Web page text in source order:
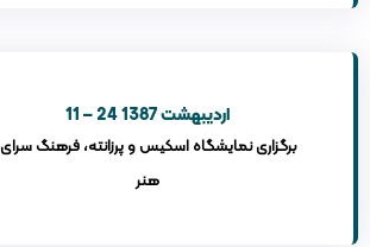
11 – 24 اردیبهشت 1387
برگزاری نمایشگاه اسکیس و پرزانته، فرهنگ سرای
هنر